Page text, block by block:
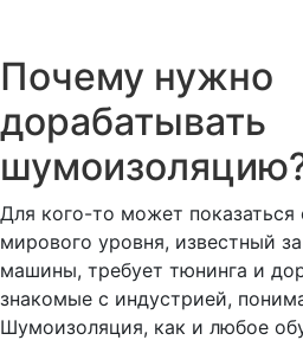
Почему нужно
дорабатывать
Для кого-то может показаться
мирового уровня, известный
машины, требует тюнинга и
знакомые с индустрией,
Шумоизоляция, как и любое